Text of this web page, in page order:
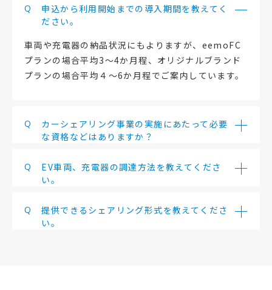
Q
申込から利用開始までの導入期間を教えてく
ださい。
車両や充電器の納品状況にもよりますが、eemoFC
プランの場合平均3～4か月程、オリジナルブランド
プランの場合平均４～6か月程でご案内しています。
Q
カーシェアリング事業の実施にあたって必要
な資格などはありますか？
Q
EV車両、充電器の調達方法を教えてくださ
い。
Q
提供できるシェアリング形式を教えてくださ
い。